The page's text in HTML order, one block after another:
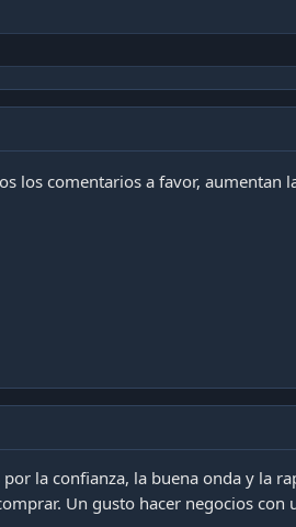
los comentarios a favor, aumentan
por la confianza, la buena onda y la
Un gusto hacer negocios